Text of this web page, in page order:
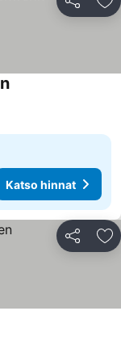
Jaa
hinnat
Katso hinnat
Katso hinnat
Jaa